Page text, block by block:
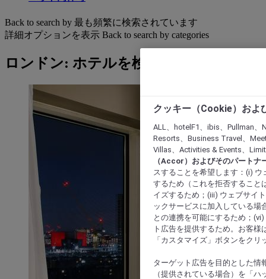
Back to search by 最も頻繁に検索されています
詳細オプションを表示 Back to search by categories
ロンドン: ホテルを検索する
クッキー（Cookie）およ
ALL、hotelF1、ibis、Pullman
Resorts、Business Travel、
Villas、Activities & Events、
（Accor）およびそのパートナ
スすることを希望します：(i)
するため（これを拒否すること
イズするため；(iii) ウェブサイ
ックサービスに加入している場
との連携を可能にするため；
ト広告を提供するため。お客
「カスタマイズ」ボタンをク
ターゲット広告を目的とした情
（提供されている場合）を「